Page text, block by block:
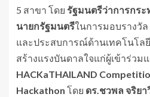
5 สาขา โดย รัฐมนตรีว่าการกระ
นายกรัฐมนตรีในการมอบรางวั
และประสบการณ์ด้านเทคโนโล
สร้างแรงบันดาลใจแก่ผู้เข้าร่วม
HACKaTHAILAND
Hackathon โดย ดร.ชวพล จริยา